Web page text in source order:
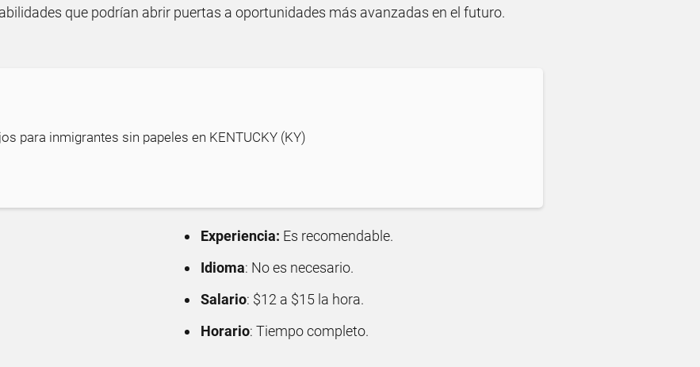
que podrían abrir puertas a oportunidades más avanzadas en el futuro.
para inmigrantes sin papeles en KENTUCKY (KY)
Experiencia: Es recomendable.
Idioma: No es necesario.
Salario: $12 a $15 la hora.
Horario: Tiempo completo.